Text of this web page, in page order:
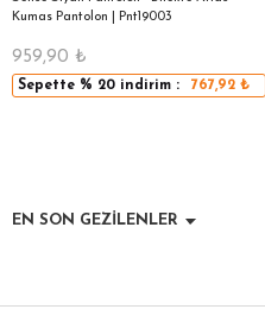
Kumas Pantolon | Pnt19003
959,90 ₺
Sepette % 20 indirim : 767,92₺
EN SON GEZİLENLER